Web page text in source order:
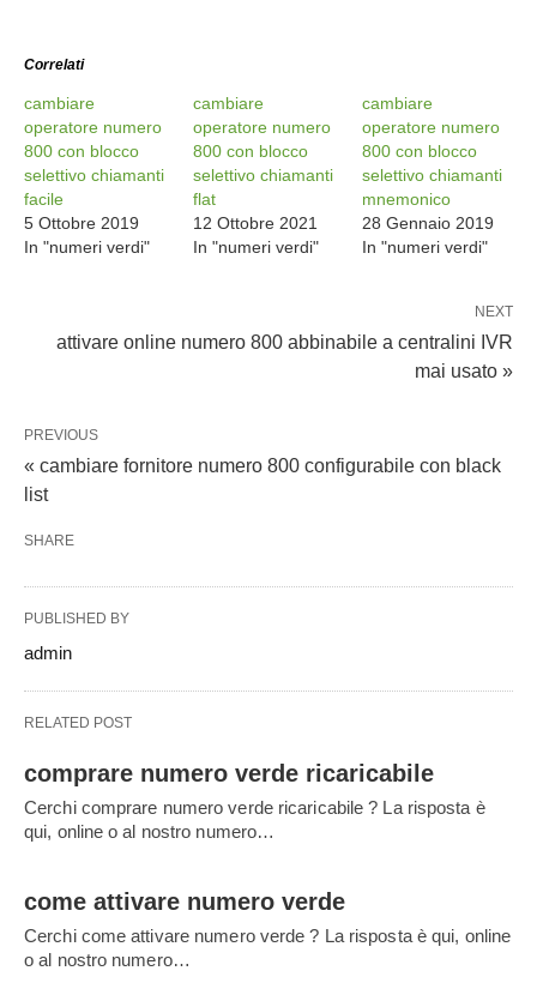
Correlati
cambiare
operatore numero
800 con blocco
selettivo chiamanti
facile
5 Ottobre 2019
In "numeri verdi"
cambiare
operatore numero
800 con blocco
selettivo chiamanti
flat
12 Ottobre 2021
In "numeri verdi"
cambiare
operatore numero
800 con blocco
selettivo chiamanti
mnemonico
28 Gennaio 2019
In "numeri verdi"
NEXT
attivare online numero 800 abbinabile a centralini IVR
mai usato »
PREVIOUS
« cambiare fornitore numero 800 configurabile con black
list
SHARE
PUBLISHED BY
admin
RELATED POST
comprare numero verde ricaricabile
Cerchi comprare numero verde ricaricabile ? La risposta è
qui, online o al nostro numero…
come attivare numero verde
Cerchi come attivare numero verde ? La risposta è qui, online
o al nostro numero…